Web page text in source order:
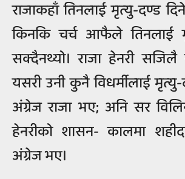
राजाकहाँ तिनलाई मृत्यु-दण्ड
किनकि चर्च आफैले तिनलाई
सक्दैनथ्यो। राजा हेनरी
यसरी उनी कुनै विधर्मीलाई
अंग्रेज राजा भए; अनि सर
हेनरीको शासन- कालमा
अंग्रेज भए।